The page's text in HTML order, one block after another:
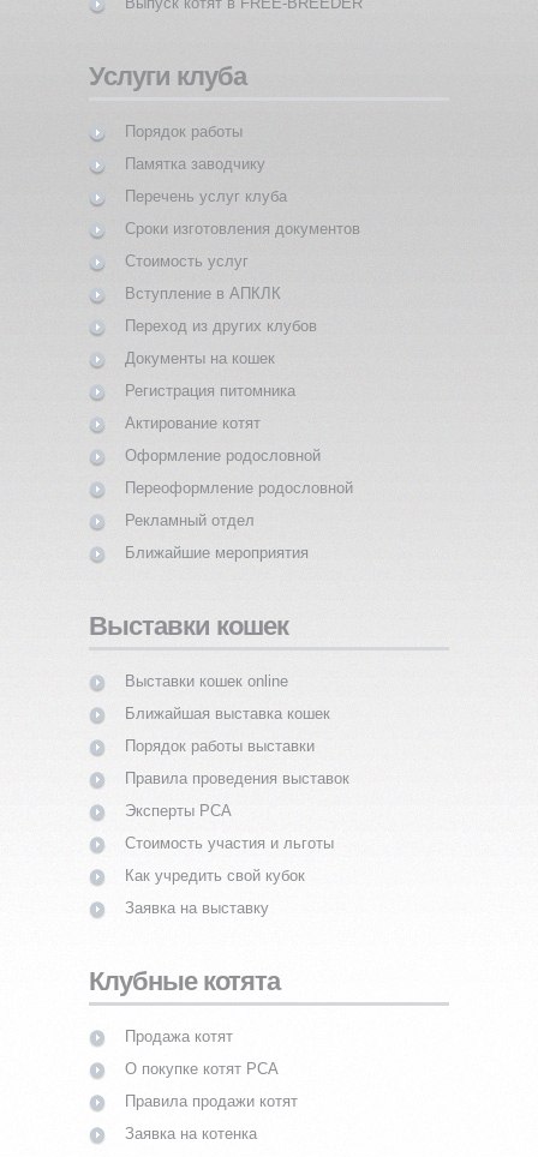
Услуги клуба
Порядок работы
Памятка заводчику
Перечень услуг клуба
Сроки изготовления документов
Стоимость услуг
Вступление в АПКЛК
Переход из других клубов
Документы на кошек
Регистрация питомника
Актирование котят
Оформление родословной
Переоформление родословной
Рекламный отдел
Ближайшие мероприятия
Выставки кошек
Выставки кошек online
Ближайшая выставка кошек
Порядок работы выставки
Правила проведения выставок
Эксперты PCA
Стоимость участия и льготы
Как учредить свой кубок
Заявка на выставку
Клубные котята
Продажа котят
О покупке котят PCA
Правила продажи котят
Заявка на котенка